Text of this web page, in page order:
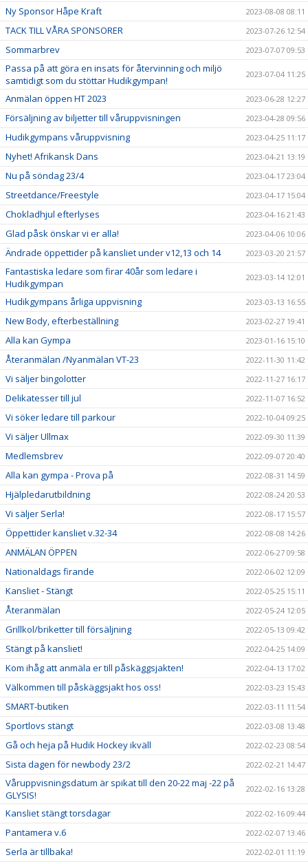
Ny Sponsor Håpe Kraft 2023-08-08 08:11
TACK TILL VÅRA SPONSORER 2023-07-26 12:54
Sommarbrev 2023-07-07 09:53
Passa på att göra en insats för återvinning och miljö
samtidigt som du stöttar Hudikgympan!
2023-07-04 11:25
Anmälan öppen HT 2023 2023-06-28 12:27
Försäljning av biljetter till våruppvisningen 2023-04-28 09:56
Hudikgympans våruppvisning 2023-04-25 11:17
Nyhet! Afrikansk Dans 2023-04-21 13:19
Nu på söndag 23/4 2023-04-17 23:04
Streetdance/Freestyle 2023-04-17 15:04
Chokladhjul efterlyses 2023-04-16 21:43
Glad påsk önskar vi er alla! 2023-04-06 10:06
Ändrade öppettider på kansliet under v12,13 och 14 2023-03-20 21:57
Fantastiska ledare som firar 40år som ledare i
Hudikgympan
2023-03-14 12:01
Hudikgympans årliga uppvisning 2023-03-13 16:55
New Body, efterbeställning 2023-02-27 19:41
Alla kan Gympa 2023-01-16 15:10
Återanmälan /Nyanmälan VT-23 2022-11-30 11:42
Vi säljer bingolotter 2022-11-27 16:17
Delikatesser till jul 2022-11-07 16:52
Vi söker ledare till parkour 2022-10-04 09:25
Vi säljer Ullmax 2022-09-30 11:39
Medlemsbrev 2022-09-07 20:40
Alla kan gympa - Prova på 2022-08-31 14:59
Hjälpledarutbildning 2022-08-24 20:53
Vi säljer Serla! 2022-08-17 15:57
Öppettider kansliet v.32-34 2022-08-08 14:26
ANMÄLAN ÖPPEN 2022-06-27 09:58
Nationaldags firande 2022-06-02 12:09
Kansliet - Stängt 2022-05-25 15:11
Återanmälan 2022-05-24 12:05
Grillkol/briketter till försäljning 2022-05-13 09:42
Stängt på kansliet! 2022-04-25 14:09
Kom ihåg att anmäla er till påskäggsjakten! 2022-04-13 17:02
Välkommen till påskäggsjakt hos oss! 2022-03-23 15:43
SMART-butiken 2022-03-11 11:54
Sportlovs stängt 2022-03-08 13:48
Gå och heja på Hudik Hockey ikväll 2022-02-23 08:54
Sista dagen för newbody 23/2 2022-02-21 14:47
Våruppvisningsdatum är spikat till den 20-22 maj -22 på
GLYSIS!
2022-02-16 13:28
Kansliet stängt torsdagar 2022-02-16 09:44
Pantamera v.6 2022-02-07 13:46
Serla är tillbaka! 2022-02-01 11:19